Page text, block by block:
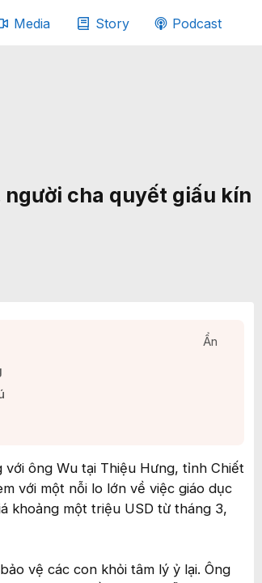
Media Story Podcast
cha quyết giấu kín
Ẩn
ông Wu tại Thiệu Hưng, tỉnh Chiết
với một nỗi lo lớn về việc giáo dục
khoảng một triệu USD từ tháng 3,
vệ các con khỏi tâm lý ỷ lại. Ông